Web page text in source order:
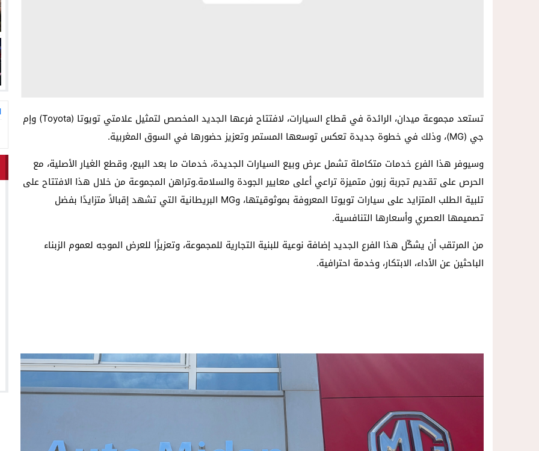
تستعد مجموعة ميدان، الرائدة في قطاع السيارات، لافتتاح فرعها الجديد المخصص لتمثيل علامتي تويوتا (Toyota) وإم
جي (MG)، وذلك في خطوة جديدة تعكس توسعها المستمر وتعزيز حضورها في السوق المغربية.
وسيوفر هذا الفرع خدمات متكاملة تشمل عرض وبيع السيارات الجديدة، خدمات ما بعد البيع، وقطع الغيار الأصلية، مع
الحرص على تقديم تجربة زبون متميزة تراعي أعلى معايير الجودة والسلامة.وتراهن المجموعة من خلال هذا الافتتاح على
تلبية الطلب المتزايد على سيارات تويوتا المعروفة بموثوقيتها، وMG البريطانية التي تشهد إقبالاً متزايدًا بفضل
تصميمها العصري وأسعارها التنافسية.
من المرتقب أن يشكّل هذا الفرع الجديد إضافة نوعية للبنية التجارية للمجموعة، وتعزيزًا للعرض الموجه لعموم الزبناء
الباحثين عن الأداء، الابتكار، وخدمة احترافية.